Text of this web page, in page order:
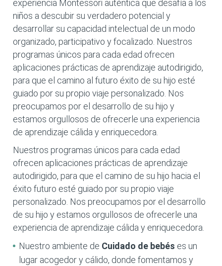
experiencia Montessori auténtica que desafía a los
niños a descubir su verdadero potencial y
desarrollar su capacidad intelectual de un modo
organizado, participativo y focalizado. Nuestros
programas únicos para cada edad ofrecen
aplicaciones prácticas de aprendizaje autodirigido,
para que el camino al futuro éxito de su hijo esté
guiado por su propio viaje personalizado. Nos
preocupamos por el desarrollo de su hijo y
estamos orgullosos de ofrecerle una experiencia
de aprendizaje cálida y enriquecedora.
Nuestros programas únicos para cada edad
ofrecen aplicaciones prácticas de aprendizaje
autodirigido, para que el camino de su hijo hacia el
éxito futuro esté guiado por su propio viaje
personalizado. Nos preocupamos por el desarrollo
de su hijo y estamos orgullosos de ofrecerle una
experiencia de aprendizaje cálida y enriquecedora.
Nuestro ambiente de Cuidado de bebés es un
lugar acogedor y cálido, donde fomentamos y